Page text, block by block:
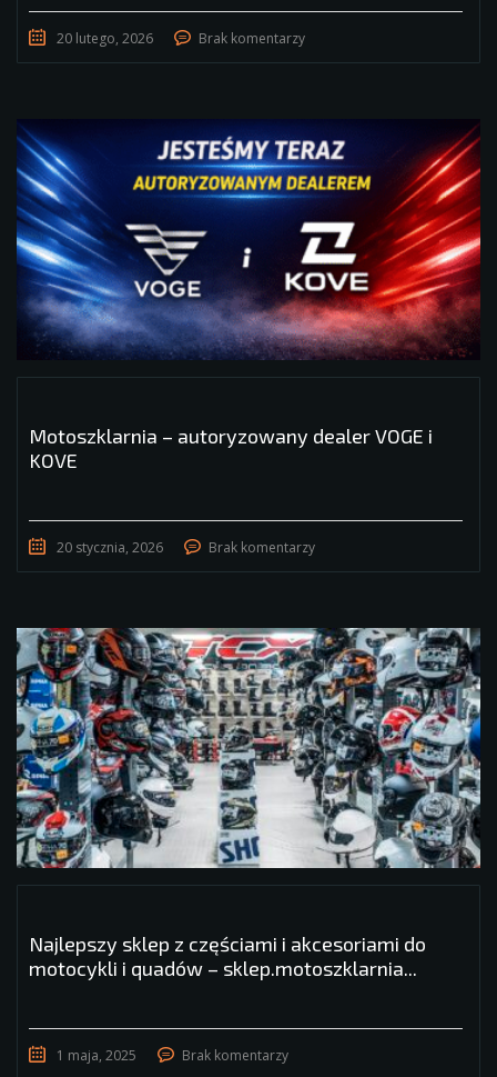
20 lutego, 2026 Brak komentarzy
Motoszklarnia – autoryzowany dealer VOGE i
KOVE
20 stycznia, 2026 Brak komentarzy
Najlepszy sklep z częściami i akcesoriami do
motocykli i quadów – sklep.motoszklarnia...
1 maja, 2025 Brak komentarzy